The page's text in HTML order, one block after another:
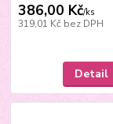
386,00 Kč/ks
319,01 Kč bez DPH
Detail